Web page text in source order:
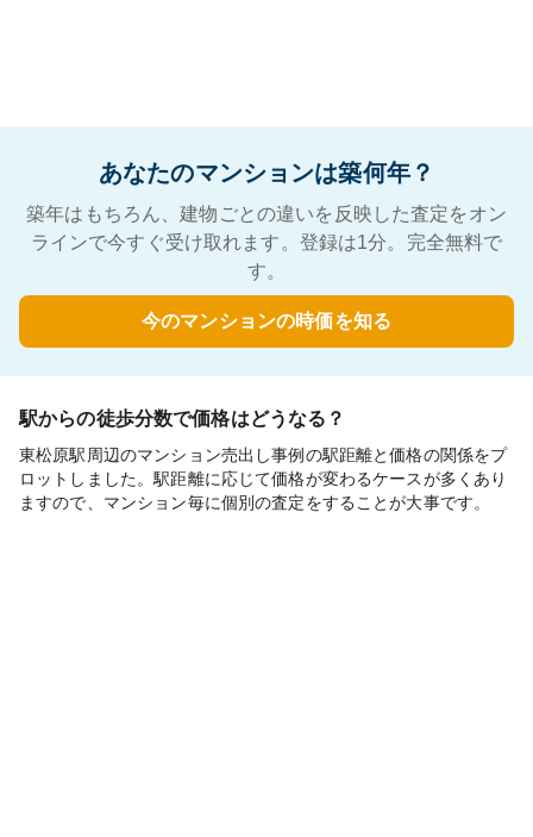
あなたのマンションは築何年？
築年はもちろん、建物ごとの違いを反映した査定をオン
ラインで今すぐ受け取れます。登録は1分。完全無料で
す。
今のマンションの時価を知る
駅からの徒歩分数で価格はどうなる？
東松原駅周辺のマンション売出し事例の駅距離と価格の関係をプ
ロットしました。駅距離に応じて価格が変わるケースが多くあり
ますので、マンション毎に個別の査定をすることが大事です。